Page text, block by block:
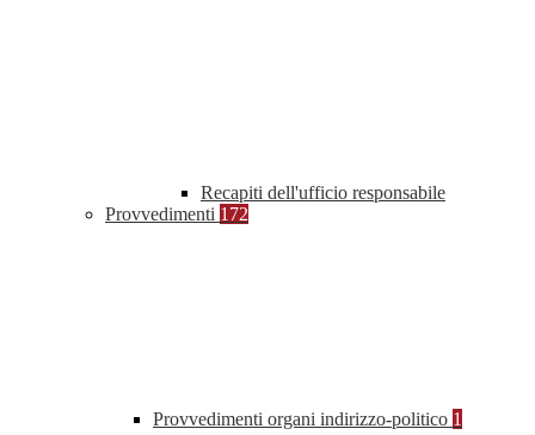
Recapiti dell'ufficio responsabile
Provvedimenti 172
Provvedimenti organi indirizzo-politico 1